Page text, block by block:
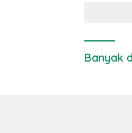
Banyak